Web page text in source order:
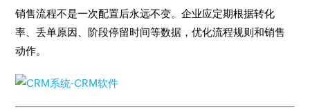
销售流程不是一次配置后永远不变。企业应定期根据转化
率、丢单原因、阶段停留时间等数据，优化流程规则和销售
动作。